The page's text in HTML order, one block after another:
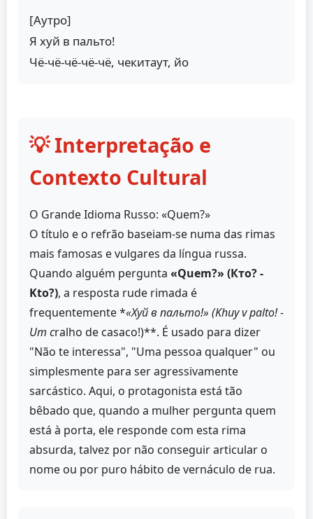
[Аутро]
Я хуй в пальто!
Чё-чё-чё-чё-чё, чекитаут, йо
💡 Interpretação e
Contexto Cultural
O Grande Idioma Russo: «Quem?»
O título e o refrão baseiam-se numa das rimas
mais famosas e vulgares da língua russa.
Quando alguém pergunta «Quem?» (Кто? -
Kto?), a resposta rude rimada é
frequentemente *«Хуй в пальто!» (Khuy v palto! -
Um cralho de casaco!)**. É usado para dizer
"Não te interessa", "Uma pessoa qualquer" ou
simplesmente para ser agressivamente
sarcástico. Aqui, o protagonista está tão
bêbado que, quando a mulher pergunta quem
está à porta, ele responde com esta rima
absurda, talvez por não conseguir articular o
nome ou por puro hábito de vernáculo de rua.